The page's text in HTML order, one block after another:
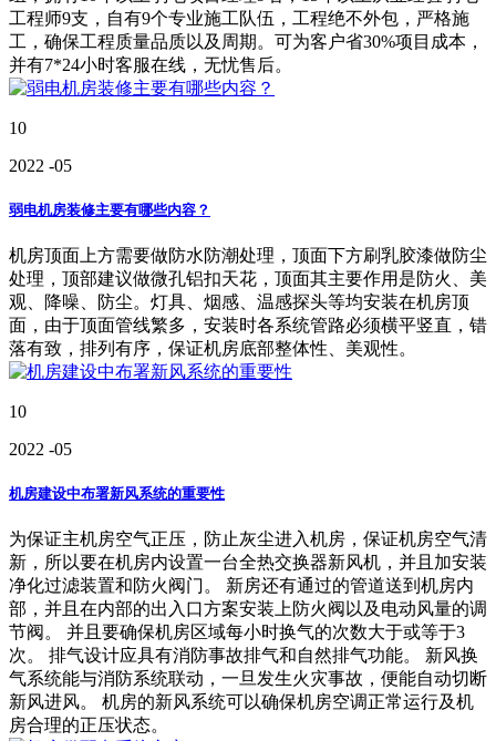
工程师9支，自有9个专业施工队伍，工程绝不外包，严格施
工，确保工程质量品质以及周期。可为客户省30%项目成本，
并有7*24小时客服在线，无忧售后。
10
2022 -05
弱电机房装修主要有哪些内容？
机房顶面上方需要做防水防潮处理，顶面下方刷乳胶漆做防尘
处理，顶部建议做微孔铝扣天花，顶面其主要作用是防火、美
观、降噪、防尘。灯具、烟感、温感探头等均安装在机房顶
面，由于顶面管线繁多，安装时各系统管路必须横平竖直，错
落有致，排列有序，保证机房底部整体性、美观性。
10
2022 -05
机房建设中布署新风系统的重要性
为保证主机房空气正压，防止灰尘进入机房，保证机房空气清
新，所以要在机房内设置一台全热交换器新风机，并且加安装
净化过滤装置和防火阀门。 新房还有通过的管道送到机房内
部，并且在内部的出入口方案安装上防火阀以及电动风量的调
节阀。 并且要确保机房区域每小时换气的次数大于或等于3
次。 排气设计应具有消防事故排气和自然排气功能。 新风换
气系统能与消防系统联动，一旦发生火灾事故，便能自动切断
新风进风。 机房的新风系统可以确保机房空调正常运行及机
房合理的正压状态。